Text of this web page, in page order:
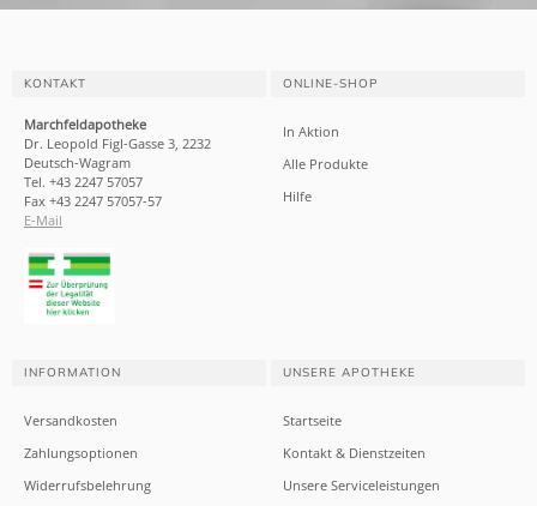
KONTAKT
Marchfeldapotheke
Dr. Leopold Figl-Gasse 3, 2232
Deutsch-Wagram
Tel. +43 2247 57057
Fax +43 2247 57057-57
E-Mail
ONLINE-SHOP
In Aktion
Alle Produkte
Hilfe
INFORMATION
Versandkosten
Zahlungsoptionen
Widerrufsbelehrung
UNSERE APOTHEKE
Startseite
Kontakt & Dienstzeiten
Unsere Serviceleistungen